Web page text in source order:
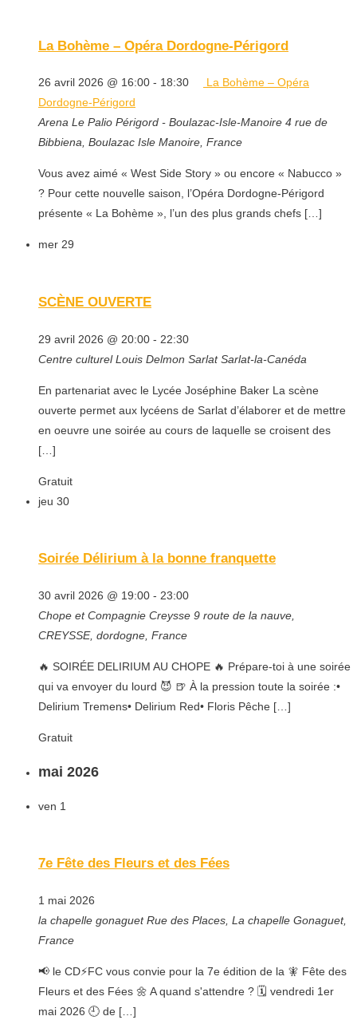
La Bohème – Opéra Dordogne-Périgord
26 avril 2026 @ 16:00 - 18:30
La Bohème – Opéra
Dordogne-Périgord
Arena Le Palio Périgord - Boulazac-Isle-Manoire 4 rue de
Bibbiena, Boulazac Isle Manoire, France
Vous avez aimé « West Side Story » ou encore « Nabucco »
? Pour cette nouvelle saison, l’Opéra Dordogne-Périgord
présente « La Bohème », l’un des plus grands chefs […]
mer 29
SCÈNE OUVERTE
29 avril 2026 @ 20:00 - 22:30
Centre culturel Louis Delmon SarlatSarlat-la-Canéda
En partenariat avec le Lycée Joséphine Baker La scène
ouverte permet aux lycéens de Sarlat d’élaborer et de mettre
en oeuvre une soirée au cours de laquelle se croisent des
[…]
Gratuit
jeu 30
Soirée Délirium à la bonne franquette
30 avril 2026 @ 19:00 - 23:00
Chope et Compagnie Creysse 9 route de la nauve,
CREYSSE, dordogne, France
🔥 SOIRÉE DELIRIUM AU CHOPE 🔥 Prépare-toi à une soirée
qui va envoyer du lourd 😈 🍺 À la pression toute la soirée :•
Delirium Tremens• Delirium Red• Floris Pêche […]
Gratuit
mai 2026
ven 1
7e Fête des Fleurs et des Fées
1 mai 2026
la chapelle gonaguetRue des Places, La chapelle Gonaguet,
France
📢 le CD⚡FC vous convie pour la 7e édition de la 🧚 Fête des
Fleurs et des Fées 🌼 A quand s'attendre ? 🗓️ vendredi 1er
mai 2026 🕘 de […]